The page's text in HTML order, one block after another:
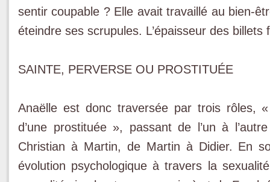
sentir coupable ? Elle avait travaillé au bien-
éteindre ses scrupules. L’épaisseur des
SAINTE, PERVERSE OU PROSTITUÉE
Anaëlle est donc traversée par trois rôles,
d’une prostituée », passant de l’un à
Christian à Martin, de Martin à Didier. En
évolution psychologique à travers la